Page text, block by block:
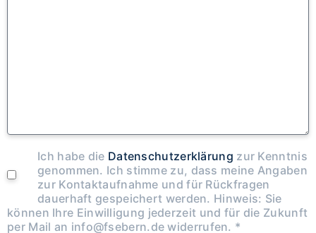
Ich habe die Datenschutzerklärung zur Kenntnis
genommen. Ich stimme zu, dass meine Angaben
zur Kontaktaufnahme und für Rückfragen
dauerhaft gespeichert werden. Hinweis: Sie
können Ihre Einwilligung jederzeit und für die Zukunft
per Mail an info@fsebern.de widerrufen. *